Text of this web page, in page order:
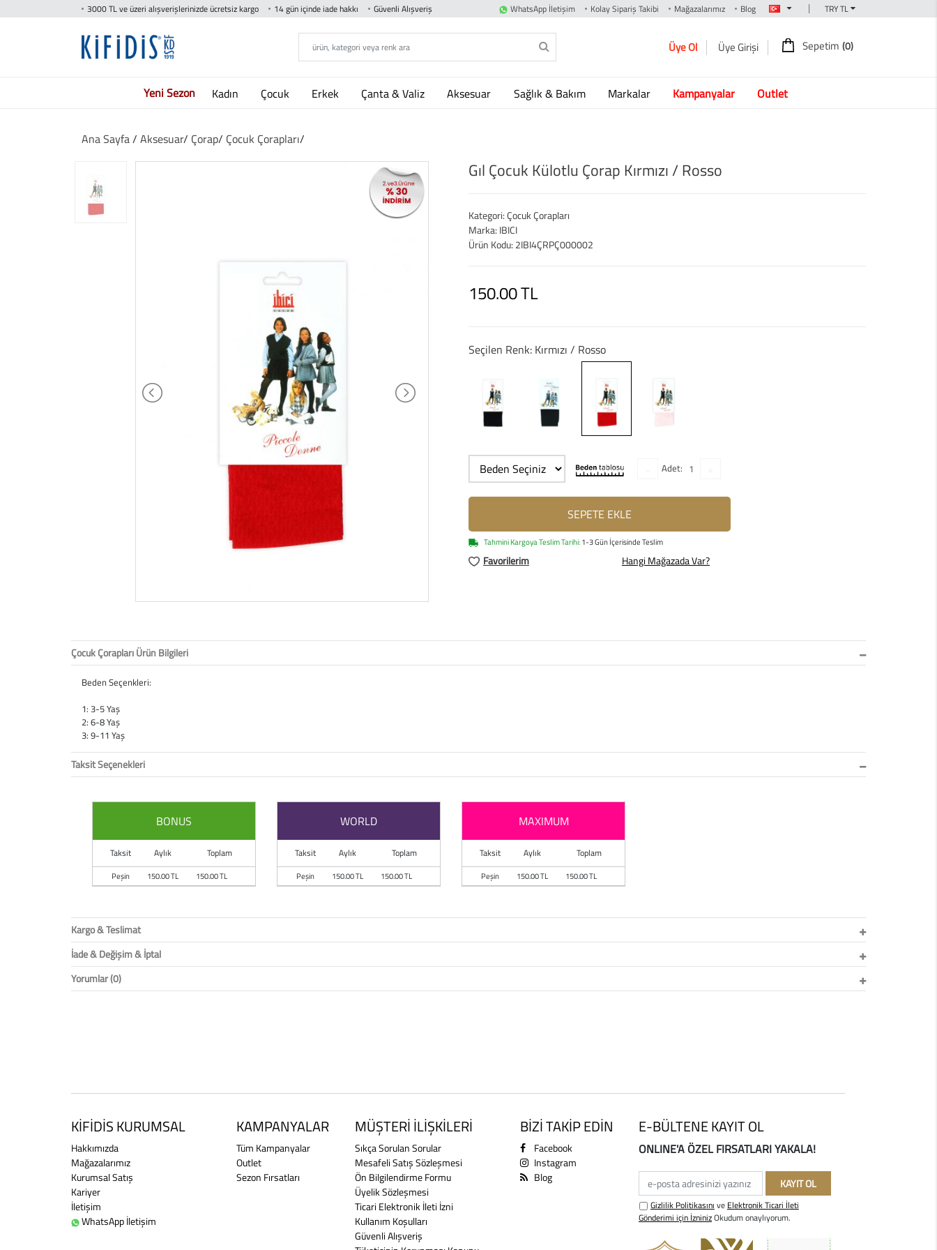
3000 TL ve üzeri alışverişlerinizde ücretsiz kargo 14 gün içinde iade hakkı Güvenli Alışveriş WhatsApp İletişim Kolay Sipariş Takibi Mağazalarımız Blog |
Üye Ol Üye Girişi Sepetim (0)
Yeni Sezon Kadın Çocuk Erkek Çanta & Valiz Aksesuar Sağlık & Bakım Markalar Kampanyalar Outlet
Ana Sayfa/ Aksesuar/ Çorap/ Çocuk Çorapları/
Gıl Çocuk Külotlu Çorap Kırmızı / Rosso
Kategori: Çocuk Çorapları
Marka: IBICI
Ürün Kodu: 2IBI4ÇRPÇ000002
150.00 TL
Seçilen Renk: Kırmızı / Rosso
Adet:
SEPETE EKLE
Tahmini Kargoya Teslim Tarihi:1-3 Gün İçerisinde Teslim
Favorilerim Hangi Mağazada Var?
Çocuk Çorapları Ürün Bilgileri
Beden Seçenkleri:
1: 3-5 Yaş
2: 6-8 Yaş
3: 9-11 Yaş
Taksit Seçenekleri
BONUS
Taksit Aylık Toplam
Peşin 150.00 TL 150.00 TL
WORLD
Taksit Aylık Toplam
Peşin 150.00 TL 150.00 TL
MAXIMUM
Taksit Aylık Toplam
Peşin 150.00 TL 150.00 TL
Kargo & Teslimat
İade & Değişim & İptal
Yorumlar (0)
KİFİDİS KURUMSAL
Hakkımızda
Mağazalarımız
Kurumsal Satış
Kariyer
İletişim
WhatsApp İletişim
KAMPANYALAR
Tüm Kampanyalar
Outlet
Sezon Fırsatları
MÜŞTERİ İLİŞKİLERİ
Sıkça Sorulan Sorular
Mesafeli Satış Sözleşmesi
Ön Bilgilendirme Formu
Üyelik Sözleşmesi
Ticari Elektronik İleti İzni
Kullanım Koşulları
Güvenli Alışveriş
BİZİ TAKİP EDİN
Facebook
Instagram
Blog
E-BÜLTENE KAYIT OL
ONLINE'A ÖZEL FIRSATLARI YAKALA!
e-posta adresinizi yazınız
KAYIT OL
Gizlilik Politikasını ve Elektronik Ticari İleti
Gönderimi için İzninizOkudum onaylıyorum.